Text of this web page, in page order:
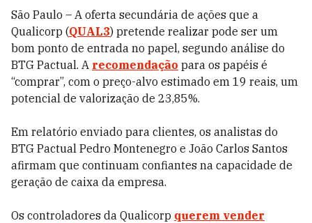
São Paulo – A oferta secundária de ações que a
Qualicorp (QUAL3) pretende realizar pode ser um
bom ponto de entrada no papel, segundo análise do
BTG Pactual. A recomendação para os papéis é
“comprar”, com o preço-alvo estimado em 19 reais, um
potencial de valorização de 23,85%.
Em relatório enviado para clientes, os analistas do
BTG Pactual Pedro Montenegro e João Carlos Santos
afirmam que continuam confiantes na capacidade de
geração de caixa da empresa.
Os controladores da Qualicorp querem vender